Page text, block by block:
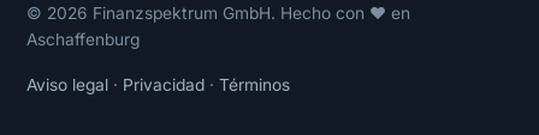
© 2026 Finanzspektrum GmbH. Hecho con ❤ en
Aschaffenburg
Aviso legal · Privacidad · Términos